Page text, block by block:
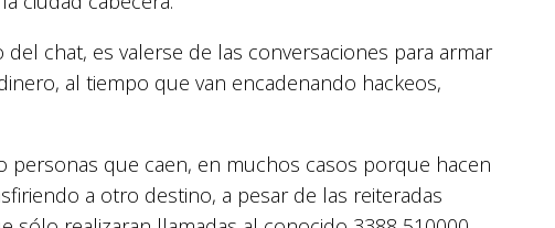
chat, es valerse de las conversaciones para armar
al tiempo que van encadenando hackeos,
personas que caen, en muchos casos porque hacen
a otro destino, a pesar de las reiteradas